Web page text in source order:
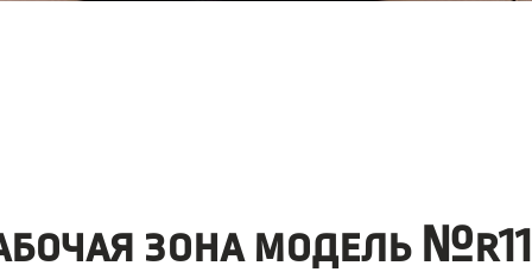
зона модель